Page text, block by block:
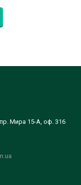
Мира 15-А, оф. 316